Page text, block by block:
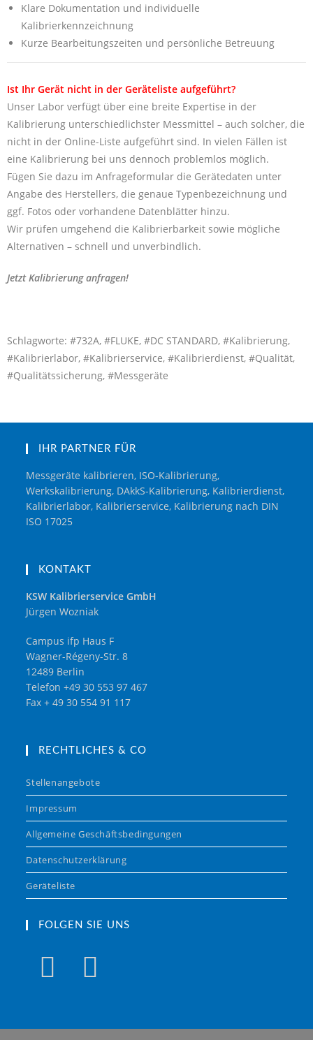
Klare Dokumentation und individuelle
Kalibrierkennzeichnung
Kurze Bearbeitungszeiten und persönliche Betreuung
Ist Ihr Gerät nicht in der Geräteliste aufgeführt?
Unser Labor verfügt über eine breite Expertise in der
Kalibrierung unterschiedlichster Messmittel – auch solcher, die
nicht in der Online-Liste aufgeführt sind. In vielen Fällen ist
eine Kalibrierung bei uns dennoch problemlos möglich.
Fügen Sie dazu im Anfrageformular die Gerätedaten unter
Angabe des Herstellers, die genaue Typenbezeichnung und
ggf. Fotos oder vorhandene Datenblätter hinzu.
Wir prüfen umgehend die Kalibrierbarkeit sowie mögliche
Alternativen – schnell und unverbindlich.
Jetzt Kalibrierung anfragen!
Schlagworte: #732A, #FLUKE, #DC STANDARD, #Kalibrierung,
#Kalibrierlabor, #Kalibrierservice, #Kalibrierdienst, #Qualität,
#Qualitätssicherung, #Messgeräte
IHR PARTNER FÜR
Messgeräte kalibrieren, ISO-Kalibrierung,
Werkskalibrierung, DAkkS-Kalibrierung, Kalibrierdienst,
Kalibrierlabor, Kalibrierservice, Kalibrierung nach DIN
ISO 17025
KONTAKT
KSW Kalibrierservice GmbH
Jürgen Wozniak
Campus ifp Haus F
Wagner-Régeny-Str. 8
12489 Berlin
Telefon +49 30 553 97 467
Fax + 49 30 554 91 117
RECHTLICHES & CO
Stellenangebote
Impressum
Allgemeine Geschäftsbedingungen
Datenschutzerklärung
Geräteliste
FOLGEN SIE UNS